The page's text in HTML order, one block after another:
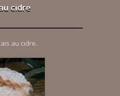
cidre
au cidre.